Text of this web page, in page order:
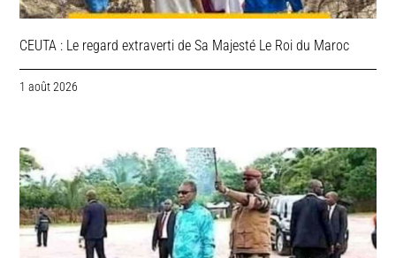
CEUTA : Le regard extraverti de Sa Majesté Le Roi du Maroc
1 août 2026